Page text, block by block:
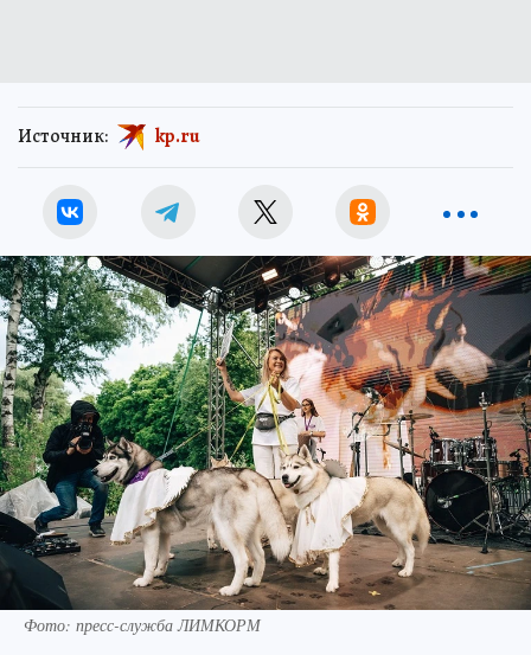
Источник: kp.ru
Фото: пресс-служба ЛИМКОРМ